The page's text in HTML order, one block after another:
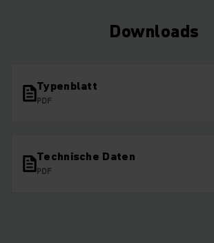
Downloads
Typenblatt
PDF
Technische Daten
PDF